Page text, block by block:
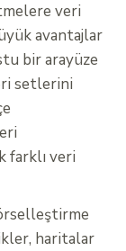
veri
avantajlar
bir arayüze
setlerini
farklı veri
haritalar